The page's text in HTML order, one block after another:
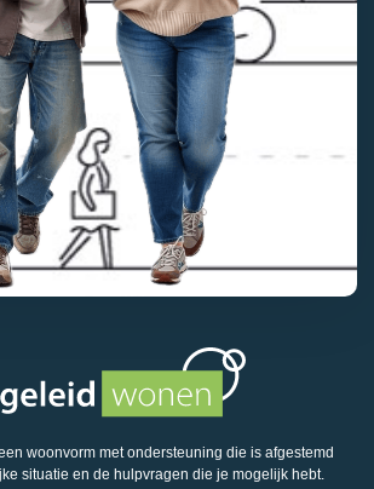
woonvorm met ondersteuning die is afgestemd
situatie en de hulpvragen die je mogelijk hebt.